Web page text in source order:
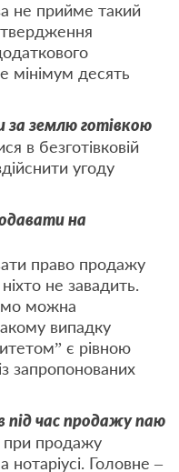
не прийме такий
мінімум десять
землю готівкою
в безготівковій
угоду
на
право продажу
не завадить.
можна
випадку
є рівною
запропонованих
під час продажу паю
при продажу
Головне –